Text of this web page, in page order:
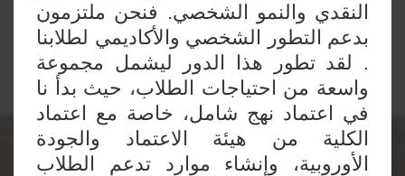
النقدي والنمو الشخصي. فنحن ملتزمون
بدعم التطور الشخصي والأكاديمي لطلابنا
. لقد تطور هذا الدور ليشمل مجموعة
واسعة من احتياجات الطلاب، حيث بدأ نا
في اعتماد نهج شامل، خاصة مع اعتماد
الكلية من هيئة الاعتماد والجودة
الأوروبية، وإنشاء موارد تدعم الطلاب